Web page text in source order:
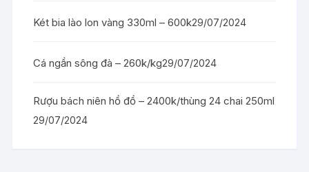
Két bia lào lon vàng 330ml – 600k29/07/2024
Cá ngần sông đà – 260k/kg29/07/2024
Rượu bách niên hồ đồ – 2400k/thùng 24 chai 250ml
29/07/2024